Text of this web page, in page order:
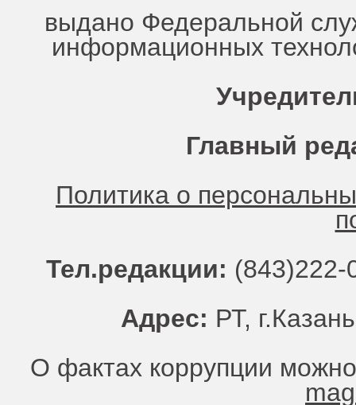
выдано Федеральной
информационных
Главный
Политика о
Тел.редакции:
Адрес: РТ,
О фактах коррупции